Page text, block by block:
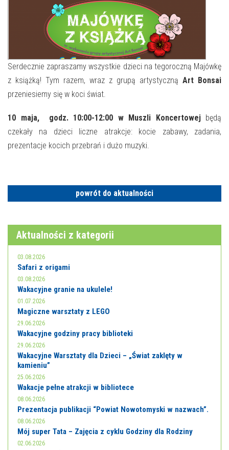
NAJBLIŻSZE WYDARZENIA
WYDARZENIA BIEŻĄCE
WYDARZYŁO SIĘ
NASZA OFERTA
STREFA WIEDZY O REGIONIE
STREFA KOLORU
FORMY STAŁE
NASZE FILIE
WYDARZENIA KULTURALNE
FOTO
Serdecznie zapraszamy wszystkie dzieci na tegoroczną Majówkę
z książką! Tym razem, wraz z grupą artystyczną Art Bonsai
przeniesiemy się w koci świat.
10 maja, godz. 10:00-12:00 w Muszli Koncertowej będą
czekały na dzieci liczne atrakcje: kocie zabawy, zadania,
prezentacje kocich przebrań i dużo muzyki.
powrót do aktualności
Aktualności z kategorii
03.08.2026
Safari z origami
03.08.2026
Wakacyjne granie na ukulele!
01.07.2026
Magiczne warsztaty z LEGO
29.06.2026
Wakacyjne godziny pracy biblioteki
29.06.2026
Wakacyjne Warsztaty dla Dzieci – „Świat zaklęty w
kamieniu”
25.06.2026
Wakacje pełne atrakcji w bibliotece
08.06.2026
Prezentacja publikacji “Powiat Nowotomyski w nazwach”.
08.06.2026
Mój super Tata – Zajęcia z cyklu Godziny dla Rodziny
02.06.2026